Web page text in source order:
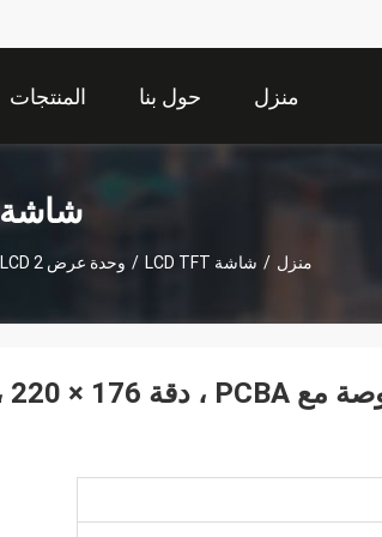
منزل حول بنا المنتجات
شاشة LCD TFT المنتجات
منزل / شاشة LCD TFT / وحدة عرض LCD 2 بوصة مع PCBA ، دقة 176 × 220 ، واجهة SPI 4 سلكية ، تشغيل IC ILI9225